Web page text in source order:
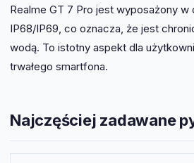
Realme GT 7 Pro jest wyposażony
IP68/IP69, co oznacza, że jest
wodą. To istotny aspekt dla
trwałego smartfona.
Najczęściej zadawane